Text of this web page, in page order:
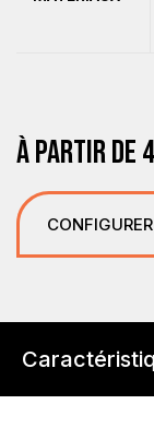
À PARTIR DE